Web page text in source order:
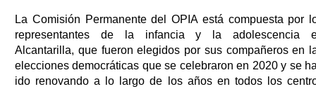
La Comisión Permanente del OPIA está compuesta por
representantes de la infancia y la adolescencia
Alcantarilla, que fueron elegidos por sus compañeros en
elecciones democráticas que se celebraron en 2020 y se
ido renovando a lo largo de los años en todos los